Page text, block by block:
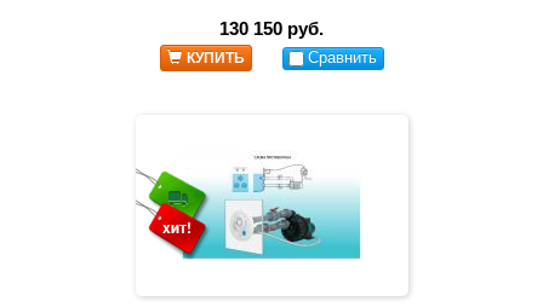
130 150 руб.
КУПИТЬ Сравнить